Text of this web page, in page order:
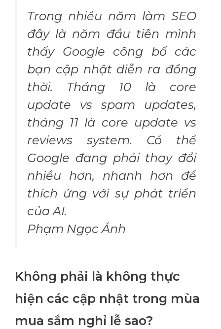
Trong nhiều năm làm SEO
đây là năm đầu tiên mình
thấy Google công bố các
bạn cập nhật diễn ra đồng
thời. Tháng 10 là core
update vs spam updates,
tháng 11 là core update vs
reviews system. Có thể
Google đang phải thay đổi
nhiều hơn, nhanh hơn để
thích ứng với sự phát triển
của AI.
Phạm Ngọc Ánh
Không phải là không thực
hiện các cập nhật trong mùa
mua sắm nghỉ lễ sao?